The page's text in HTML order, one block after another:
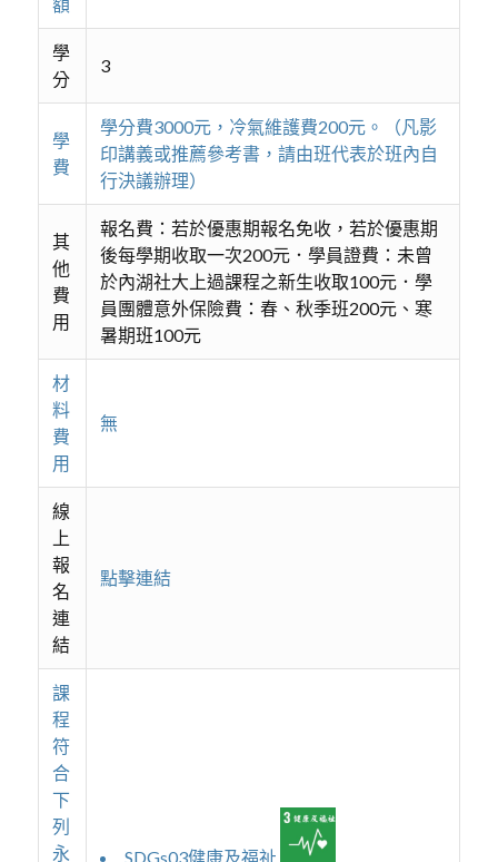
學
分
3
學
費
學分費3000元，冷氣維護費200元。（凡影
印講義或推薦參考書，請由班代表於班內自
行決議辦理）
其
他
費
用
報名費：若於優惠期報名免收，若於優惠期
後每學期收取一次200元．學員證費：未曾
於內湖社大上過課程之新生收取100元．學
員團體意外保險費：春、秋季班200元、寒
暑期班100元
材
料
費
用
無
線
上
報
名
連
結
點擊連結
課
程
符
合
下
列
永
SDGs03健康及福祉